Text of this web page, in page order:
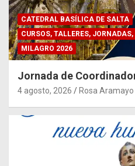
CATEDRAL BASÍLICA DE SALTA
CURSOS, TALLERES,
MILAGRO 2026
Jornada de
4 agosto, 2026 Rosa Aramayo